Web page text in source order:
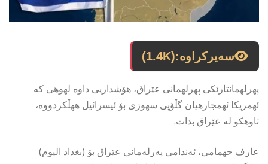
سەیرکراوە:(1.4K)
پهرلهمانتارێكی پهرلهمانی عێراق، هۆشداریی داوه لهوهی كه
ئهمریكا ئهمجارهیان گڵۆپی سهوزی بۆ ئیسرائیل ههڵكردووه،
تاوهكو له عێراق بدات.
عارف حهمامی، ئەندامی پەرلەمانی عێراق بۆ (بغداد الیوم)